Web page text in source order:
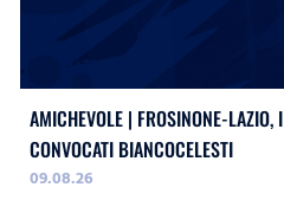
AMICHEVOLE | FROSINONE-LAZIO, I
CONVOCATI BIANCOCELESTI
09.08.26